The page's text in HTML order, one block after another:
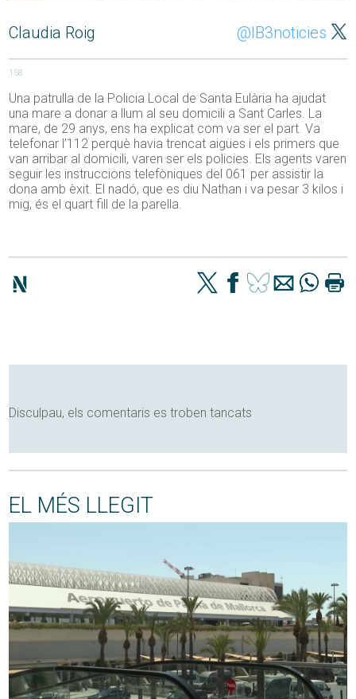
Claudia Roig @IB3noticies
158
Una patrulla de la Policia Local de Santa Eulària ha ajudat
una mare a donar a llum al seu domicili a Sant Carles. La
mare, de 29 anys, ens ha explicat com va ser el part. Va
telefonar l’112 perquè havia trencat aigües i els primers que
van arribar al domicili, varen ser els policies. Els agents varen
seguir les instruccions telefòniques del 061 per assistir la
dona amb èxit. El nadó, que es diu Nathan i va pesar 3 kilos i
mig, és el quart fill de la parella.
Disculpau, els comentaris es troben tancats
EL MÉS LLEGIT